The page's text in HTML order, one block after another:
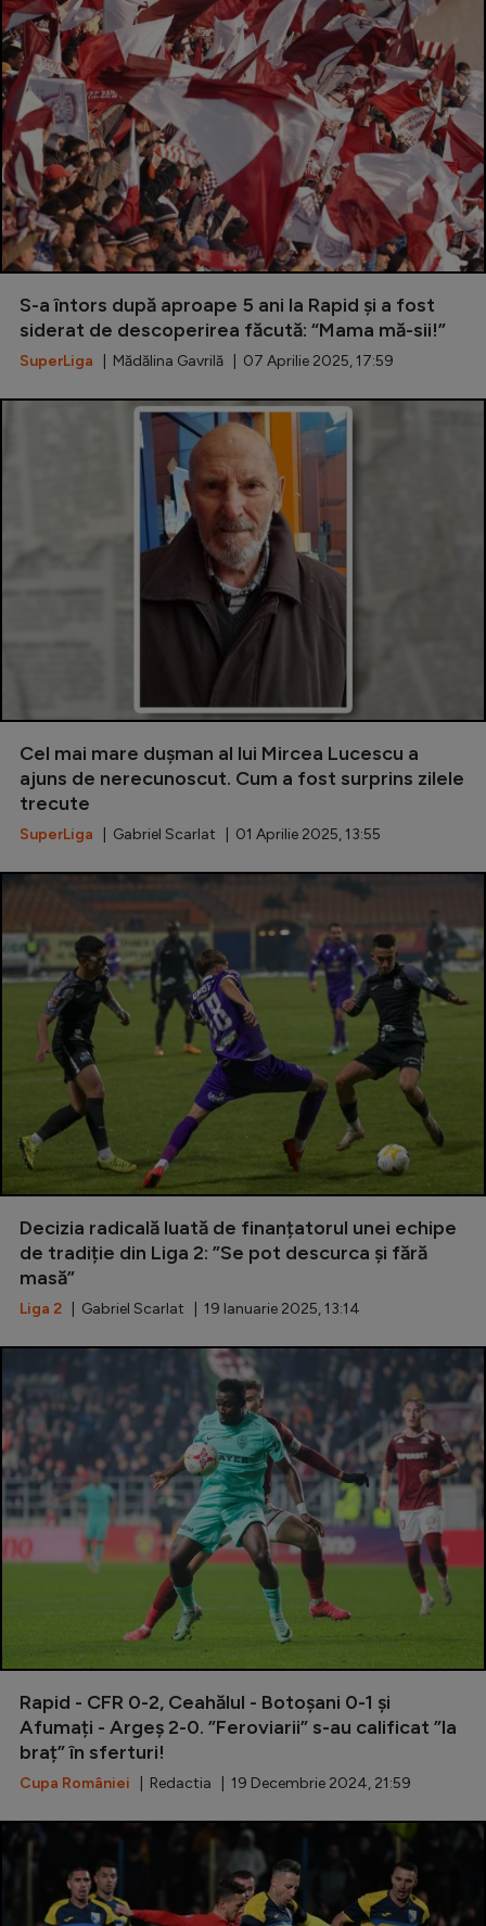
S-a întors după aproape 5 ani la Rapid și a fost
siderat de descoperirea făcută: “Mama mă-sii!”
SuperLiga | Mădălina Gavrilă | 07 Aprilie 2025, 17:59
Cel mai mare dușman al lui Mircea Lucescu a
ajuns de nerecunoscut. Cum a fost surprins zilele
trecute
SuperLiga | Gabriel Scarlat | 01 Aprilie 2025, 13:55
Decizia radicală luată de finanțatorul unei echipe
de tradiție din Liga 2: ”Se pot descurca și fără
masă”
Liga 2 | Gabriel Scarlat | 19 Ianuarie 2025, 13:14
Rapid - CFR 0-2, Ceahălul - Botoșani 0-1 și
Afumați - Argeș 2-0. ”Feroviarii” s-au calificat ”la
braț” în sferturi!
Cupa României | Redactia | 19 Decembrie 2024, 21:59